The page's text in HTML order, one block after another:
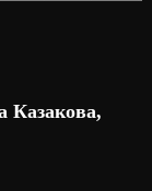
Казакова,